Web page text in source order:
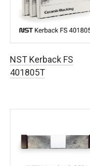
NST Kerback FS
401805T